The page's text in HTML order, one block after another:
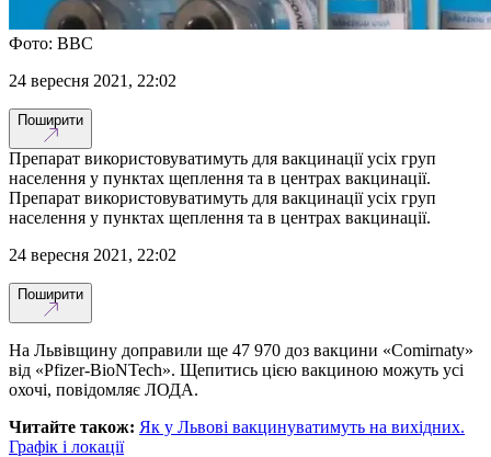
Фото: ВВС
24 вересня 2021, 22:02
Поширити
Препарат використовуватимуть для вакцинації усіх груп
населення у пунктах щеплення та в центрах вакцинації.
Препарат використовуватимуть для вакцинації усіх груп
населення у пунктах щеплення та в центрах вакцинації.
24 вересня 2021, 22:02
Поширити
На Львівщину доправили ще 47 970 доз вакцини «Comirnaty»
від «Pfizer-BioNTech». Щепитись цією вакциною можуть усі
охочі, повідомляє ЛОДА.
Читайте також: Як у Львові вакцинуватимуть на вихідних.
Графік і локації